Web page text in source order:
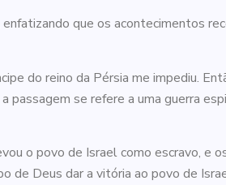
que os acontecimentos
do reino da Pérsia me impediu.
passagem se refere a uma guerra
o povo de Israel como escravo, e
Deus dar a vitória ao povo de